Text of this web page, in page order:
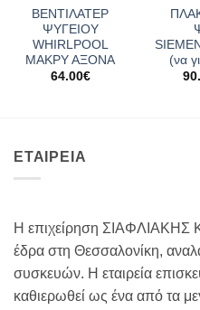
ΒΕΝΤΙΛΑΤΕΡ
ΨΥΓΕΙΟΥ
WHIRLPOOL
ΜΑΚΡΥ ΑΞΟΝΑ
64.00€
(να
ΕΤΑΙΡΕΙΑ
Η επιχείρηση
έδρα στη Θεσσαλονίκη,
συσκευών. Η εταιρεία
καθιερωθεί ως ένα από τα